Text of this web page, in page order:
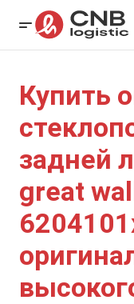
Купить
задней
great